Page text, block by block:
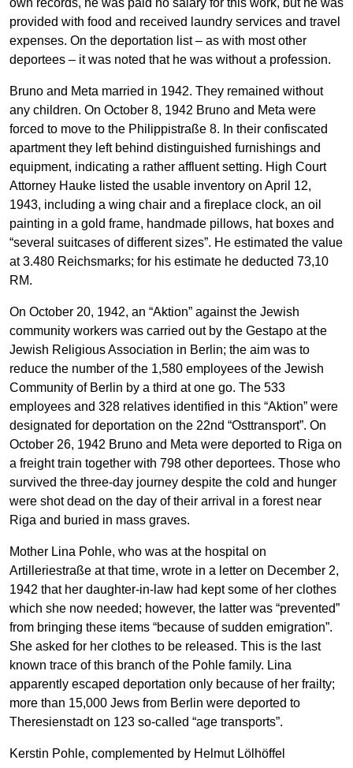
provided with food and received laundry services and travel
expenses. On the deportation list – as with most other
deportees – it was noted that he was without a profession.
Bruno and Meta married in 1942. They remained without
any children. On October 8, 1942 Bruno and Meta were
forced to move to the Philippistraße 8. In their confiscated
apartment they left behind distinguished furnishings and
equipment, indicating a rather affluent setting. High Court
Attorney Hauke listed the usable inventory on April 12,
1943, including a wing chair and a fireplace clock, an oil
painting in a gold frame, handmade pillows, hat boxes and
“several suitcases of different sizes”. He estimated the value
at 3.480 Reichsmarks; for his estimate he deducted 73,10
RM.
On October 20, 1942, an “Aktion” against the Jewish
community workers was carried out by the Gestapo at the
Jewish Religious Association in Berlin; the aim was to
reduce the number of the 1,580 employees of the Jewish
Community of Berlin by a third at one go. The 533
employees and 328 relatives identified in this “Aktion” were
designated for deportation on the 22nd “Osttransport”. On
October 26, 1942 Bruno and Meta were deported to Riga on
a freight train together with 798 other deportees. Those who
survived the three-day journey despite the cold and hunger
were shot dead on the day of their arrival in a forest near
Riga and buried in mass graves.
Mother Lina Pohle, who was at the hospital on
Artilleriestraße at that time, wrote in a letter on December 2,
1942 that her daughter-in-law had kept some of her clothes
which she now needed; however, the latter was “prevented”
from bringing these items “because of sudden emigration”.
She asked for her clothes to be released. This is the last
known trace of this branch of the Pohle family. Lina
apparently escaped deportation only because of her frailty;
more than 15,000 Jews from Berlin were deported to
Theresienstadt on 123 so-called “age transports”.
Kerstin Pohle, complemented by Helmut Lölhöffel